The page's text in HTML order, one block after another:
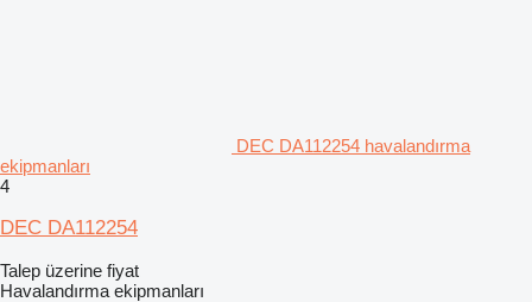
DEC DA112254 havalandırma
ekipmanları
4
DEC DA112254
Talep üzerine fiyat
Havalandırma ekipmanları